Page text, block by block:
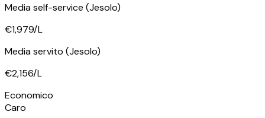
Media self-service (Jesolo)
€1,979/L
Media servito (Jesolo)
€2,156/L
Economico
Caro